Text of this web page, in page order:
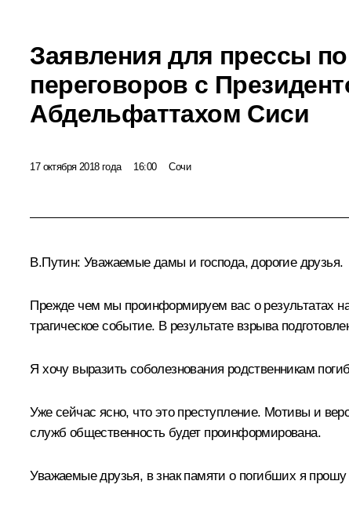
Заявления для прессы
переговоров с
Абдельфаттахом Сиси
17 октября 2018 года 16:00 Сочи
В.Путин: Уважаемые дамы и господа, дорогие друзья.
Прежде чем мы проинформируем вас о результатах
трагическое событие. В результате взрыва
Я хочу выразить соболезнования родственникам
Уже сейчас ясно, что это преступление. Мотивы и
служб общественность будет проинформирована.
Уважаемые друзья, в знак памяти о погибших я